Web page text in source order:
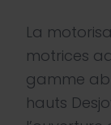
La
motrices
gamme
hauts